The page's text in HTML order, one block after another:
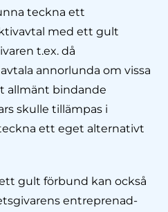
teckna ett
med ett gult
t.ex. då
annorlunda om vissa
allmänt bindande
skulle tillämpas i
ett eget alternativt
gult förbund kan också
entreprenad-